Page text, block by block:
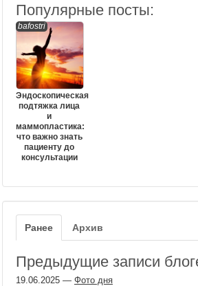
Популярные посты:
bafostri
Эндоскопическая
подтяжка лица
и
маммопластика:
что важно знать
пациенту до
консультации
Ранее Архив
Предыдущие записи
19.06.2025 — Фото дня